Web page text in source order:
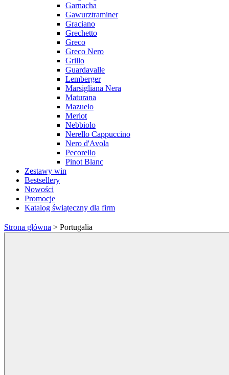
Garnacha
Gawurztraminer
Graciano
Grechetto
Greco
Greco Nero
Grillo
Guardavalle
Lemberger
Marsigliana Nera
Maturana
Mazuelo
Merlot
Nebbiolo
Nerello Cappuccino
Nero d'Avola
Pecorello
Pinot Blanc
Zestawy win
Bestsellery
Nowości
Promocje
Katalog świąteczny dla firm
Strona główna > Portugalia